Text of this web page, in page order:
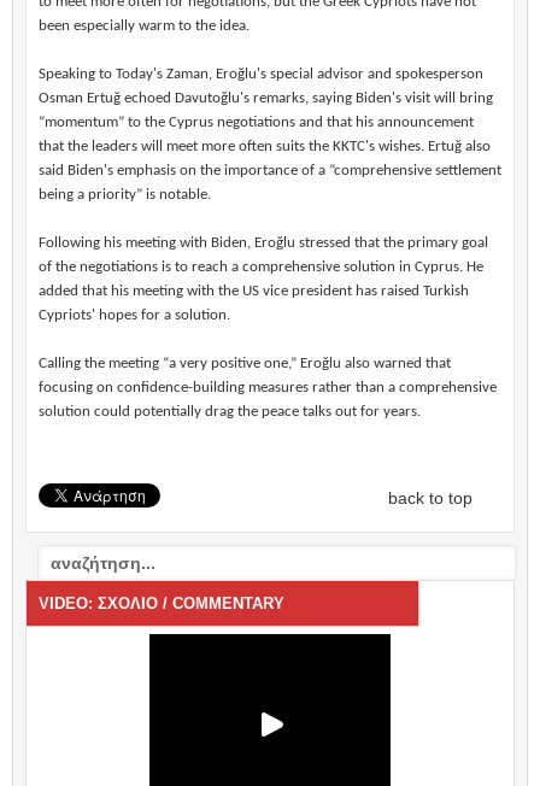
been especially warm to the idea.
Speaking to Today's Zaman, Eroğlu's special advisor and spokesperson
Osman Ertuğ echoed Davutoğlu's remarks, saying Biden's visit will bring
“momentum” to the Cyprus negotiations and that his announcement
that the leaders will meet more often suits the KKTC's wishes. Ertuğ also
said Biden's emphasis on the importance of a “comprehensive settlement
being a priority” is notable.
Following his meeting with Biden, Eroğlu stressed that the primary goal
of the negotiations is to reach a comprehensive solution in Cyprus. He
added that his meeting with the US vice president has raised Turkish
Cypriots' hopes for a solution.
Calling the meeting “a very positive one,” Eroğlu also warned that
focusing on confidence-building measures rather than a comprehensive
solution could potentially drag the peace talks out for years.
back to top
VIDEO: ΣΧΟΛΙΟ / COMMENTARY